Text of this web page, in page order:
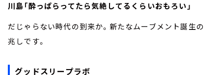
川島「酔っぱらってたら気絶してるくらいおもろい」
だじゃらない時代の到来か。新たなムーブメント誕生の
兆しです。
グッドスリープラボ